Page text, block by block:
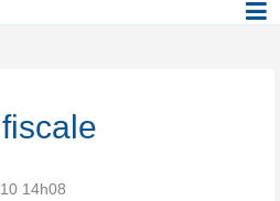
14h08